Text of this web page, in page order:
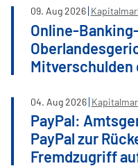
09. Aug2026
Online-
Mitverschulden
04. Aug2026
PayPal:
PayPal zur
Fremdzugriff